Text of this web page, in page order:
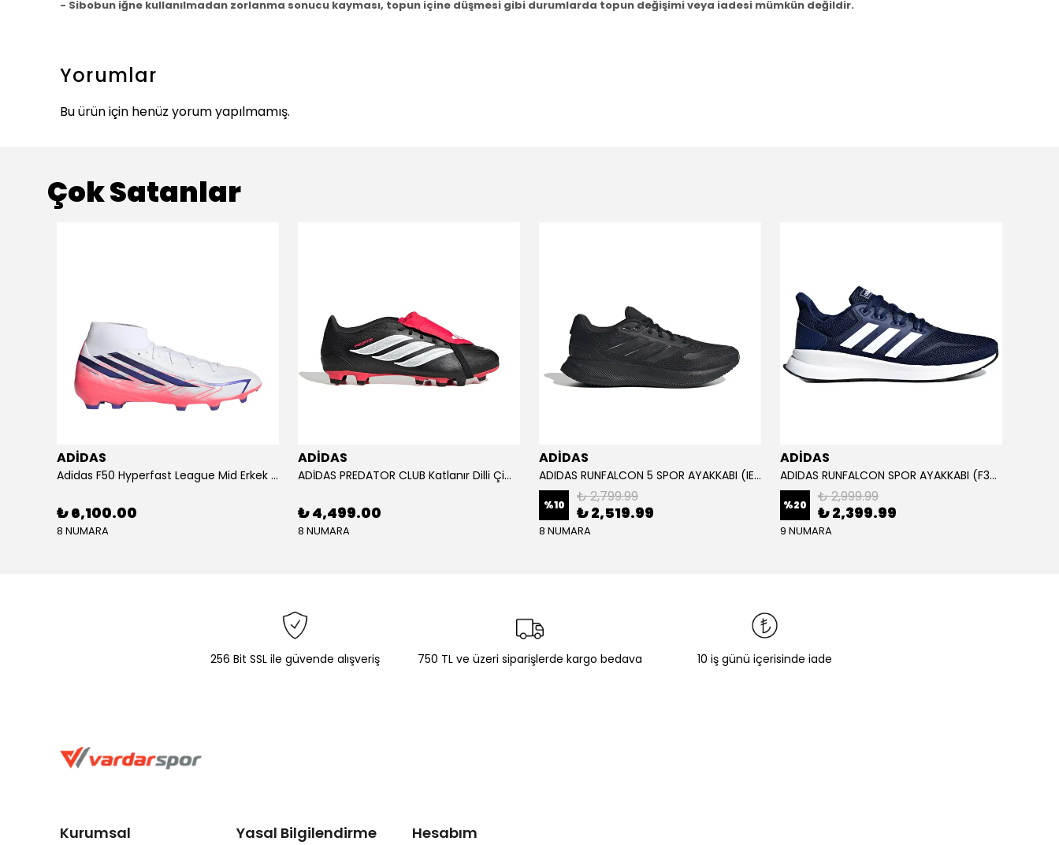
- Sibobun iğne kullanılmadan zorlanma sonucu kayması, topun içine düşmesi gibi durumlarda topun değişimi veya iadesi mümkün değildir.
Yorumlar
Bu ürün için henüz yorum yapılmamış.
Çok Satanlar
ADİDAS
Adidas F50 Hyperfast League Mid Erkek Krampon (IH7090)
₺ 6,100.00
8 NUMARA
ADİDAS
ADİDAS PREDATOR CLUB Katlanır Dilli Çim Saha/Çoklu Zemin Kramponu JR3330
₺ 4,499.00
8 NUMARA
ADİDAS
ADIDAS RUNFALCON 5 SPOR AYAKKABI (IE8812)
%10 ₺ 2,799.99
₺ 2,519.99
8 NUMARA
ADİDAS
ADIDAS RUNFALCON SPOR AYAKKABI (F36201)
%20 ₺ 2,999.99
₺ 2,399.99
9 NUMARA
256 Bit SSL ile güvende alışveriş 750 TL ve üzeri siparişlerde kargo bedava 10 iş günü içerisinde iade
Kurumsal Yasal Bilgilendirme Hesabım